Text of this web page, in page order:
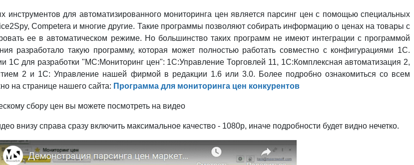
инструментов для автоматизированного мониторинга цен является парсинг цен с помощью специальных
Competera и многие другие. Такие программы позволяют собирать информацию о ценах на товары с
ее в автоматическом режиме. Но большинство таких программ не имеют интеграции с программой
разработало такую программу, которая может полностью работать совместно с конфигурациями 1С.
1С для разработки "МС:Мониторинг цен": 1С:Управление Торговлей 11, 1С:Комплексная автоматизация 2,
2 и 1С: Управление нашей фирмой в редакции 1.6 или 3.0. Более подробно ознакомиться со всем
на странице нашего сайта: Программа для мониторинга цен конкурентов
сбору цен вы можете посмотреть на видео
внизу справа сразу включить максимальное качество - 1080р, иначе подробности будет видно нечетко.